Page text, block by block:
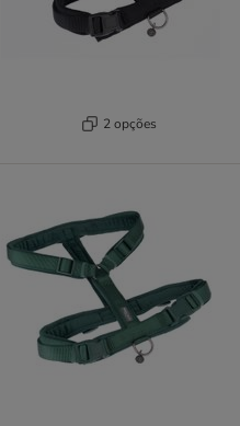
2 opções